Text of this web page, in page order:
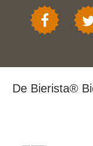
De Bierista®